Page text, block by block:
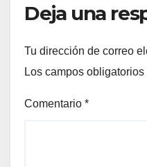
Deja una
Tu dirección de correo
Los campos
Comentario *